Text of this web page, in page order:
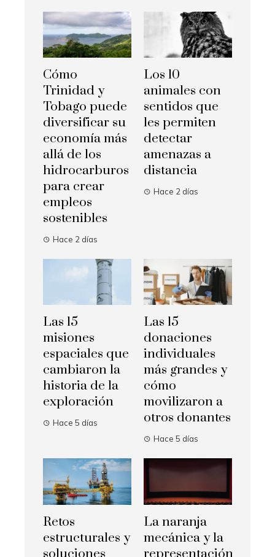
Cómo
Trinidad y
Tobago puede
diversificar su
economía más
allá de los
hidrocarburos
para crear
empleos
sostenibles
Hace 2 días
Los 10
animales con
sentidos que
les permiten
detectar
amenazas a
distancia
Hace 2 días
Las 15
misiones
espaciales que
cambiaron la
historia de la
exploración
Hace 5 días
Las 15
donaciones
individuales
más grandes y
cómo
movilizaron a
otros donantes
Hace 5 días
Retos
estructurales y
soluciones
La naranja
mecánica y la
representación